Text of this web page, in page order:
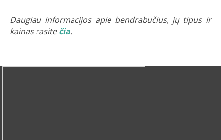
Daugiau informacijos apie bendrabučius, jų tipus ir
kainas rasitečia.